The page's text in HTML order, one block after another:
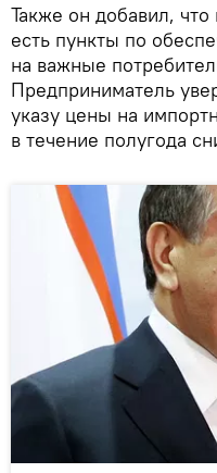
Также он добавил, что
есть пункты по
на важные
Предприниматель
указу цены на
в течение полугода